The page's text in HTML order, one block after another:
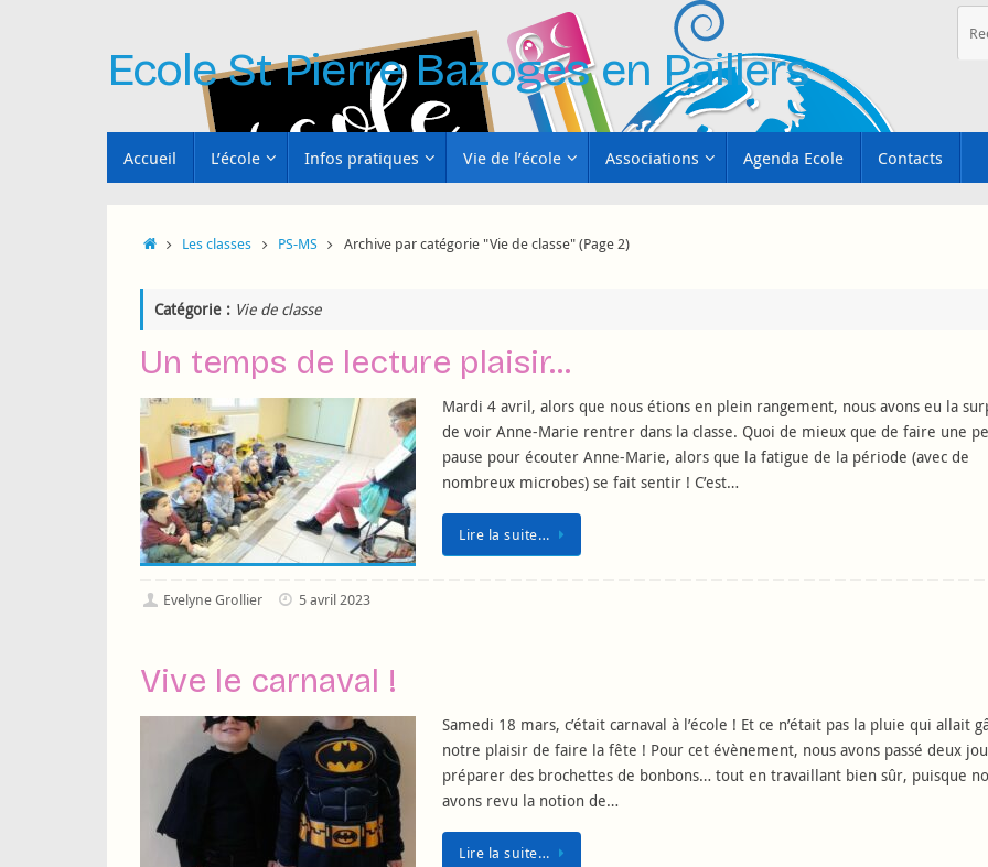
Ecole St Pierre Bazoges en Paillers
contenu
Accueil L’école Infos pratiques Vie de l’école Associations Agenda Ecole Contacts
AccueilLes classes PS-MS Archive par catégorie "Vie de classe"(Page 2)
Catégorie : Vie de classe
Un temps de lecture plaisir…
Mardi 4 avril, alors que nous étions en plein rangement, nous avons eu la
de voir Anne-Marie rentrer dans la classe. Quoi de mieux que de faire une
pause pour écouter Anne-Marie, alors que la fatigue de la période (avec de
nombreux microbes) se fait sentir ! C’est…
Lire la suite…
Evelyne Grollier 5 avril 2023
Vive le carnaval !
Samedi 18 mars, c’était carnaval à l’école ! Et ce n’était pas la pluie qui allait
notre plaisir de faire la fête ! Pour cet évènement, nous avons passé deux
préparer des brochettes de bonbons… tout en travaillant bien sûr, puisque
avons revu la notion de…
Lire la suite…